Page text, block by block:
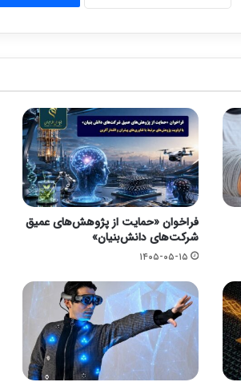
فراخوان «حمایت از پژوهش‌های عمیق
شرکت‌های دانش‌بنیان»
۱۴۰۵-۰۵-۱۵